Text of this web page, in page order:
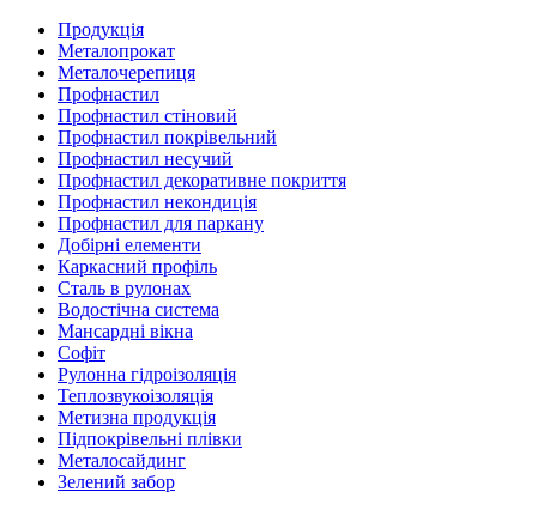
Продукція
Металопрокат
Металочерепиця
Профнастил
Профнастил стіновий
Профнастил покрівельний
Профнастил несучий
Профнастил декоративне покриття
Профнастил некондиція
Профнастил для паркану
Добірні елементи
Каркасний профіль
Сталь в рулонах
Водостічна система
Мансардні вікна
Софіт
Рулонна гідроізоляція
Теплозвукоізоляція
Метизна продукція
Підпокрівельні плівки
Металосайдинг
Зелений забор